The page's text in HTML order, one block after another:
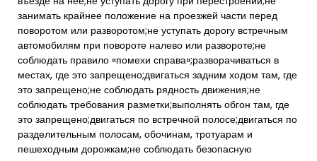
занимать крайнее положение на проезжей части перед
поворотом или разворотом;не уступать дорогу встречным
автомобилям при повороте налево или развороте;не
соблюдать правило «помехи справа»;разворачиваться в
местах, где это запрещено;двигаться задним ходом там, где
это запрещено;не соблюдать рядность движения;не
соблюдать требования разметки;выполнять обгон там, где
это запрещено;двигаться по встречной полосе;двигаться по
разделительным полосам, обочинам, тротуарам и
пешеходным дорожкам;не соблюдать безопасную